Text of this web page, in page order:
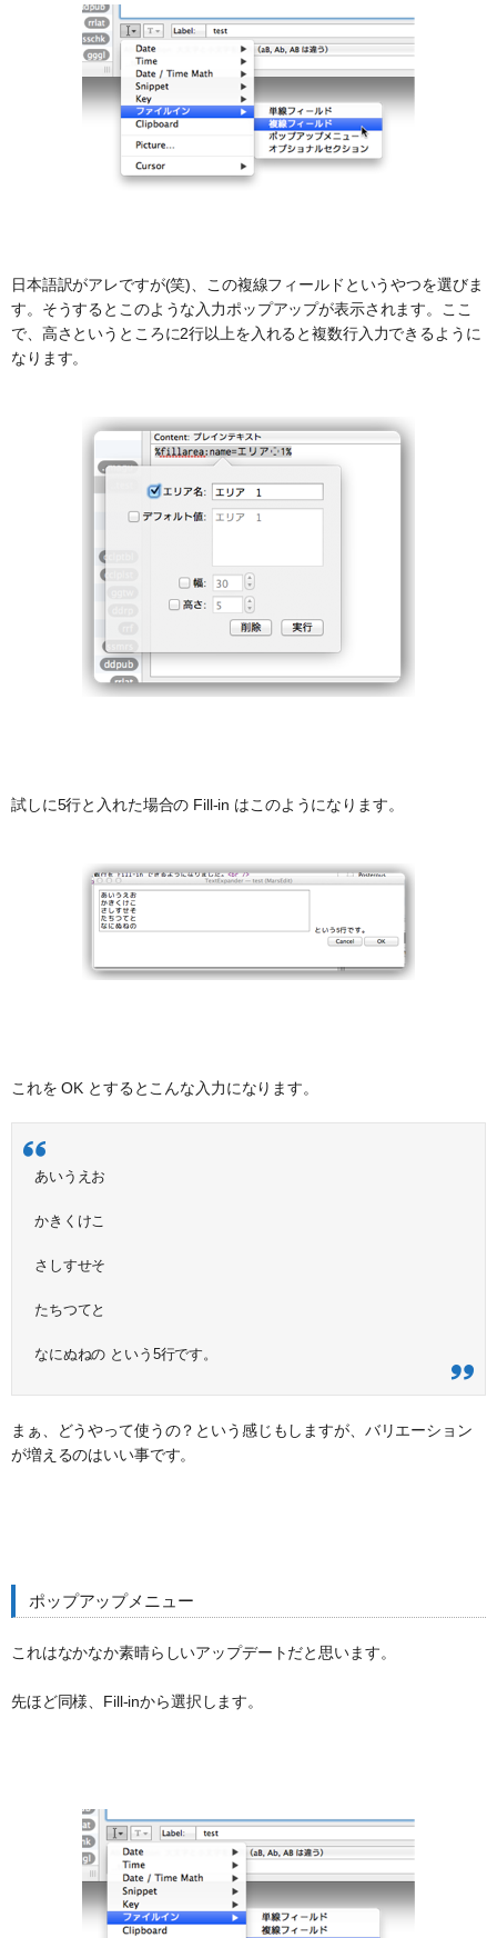
日本語訳がアレですが(笑)、この複線フィールドというやつを選びま
す。そうするとこのような入力ポップアップが表示されます。ここ
で、高さというところに2行以上を入れると複数行入力できるように
なります。
試しに5行と入れた場合の Fill-in はこのようになります。
これを OK とするとこんな入力になります。
あいうえお
かきくけこ
さしすせそ
たちつてと
なにぬねの という5行です。
まぁ、どうやって使うの？という感じもしますが、バリエーション
が増えるのはいい事です。
ポップアップメニュー
これはなかなか素晴らしいアップデートだと思います。
先ほど同様、Fill-inから選択します。